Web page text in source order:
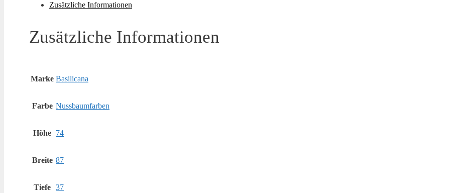
Zusätzliche Informationen
Zusätzliche Informationen
Marke Basilicana
Farbe Nussbaumfarben
Höhe 74
Breite 87
Tiefe 37